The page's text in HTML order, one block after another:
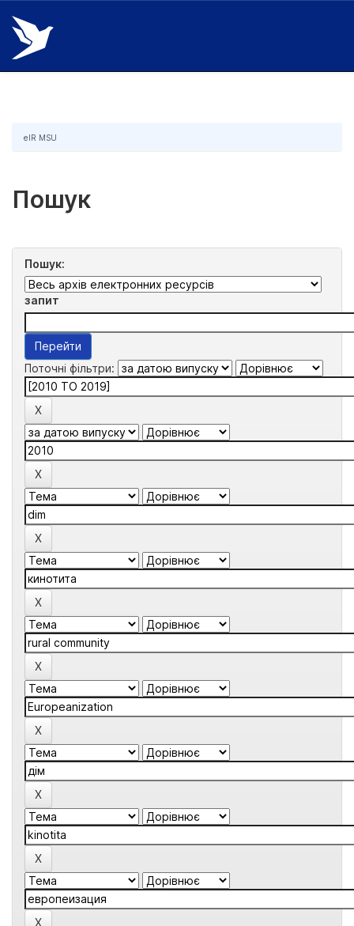
Skip
navigation
eIR MSU
Пошук
Пошук:
запит
Поточні фільтри: